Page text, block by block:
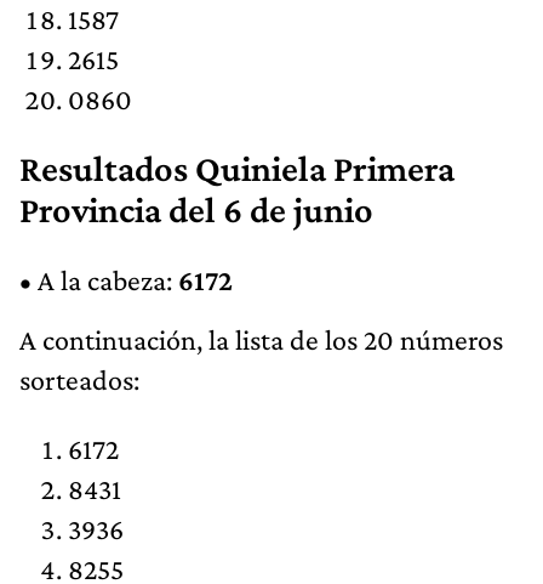
1587
2615
0860
Resultados Quiniela Primera
Provincia del 6 de junio
• A la cabeza: 6172
A continuación, la lista de los 20 números
sorteados:
6172
8431
3936
8255